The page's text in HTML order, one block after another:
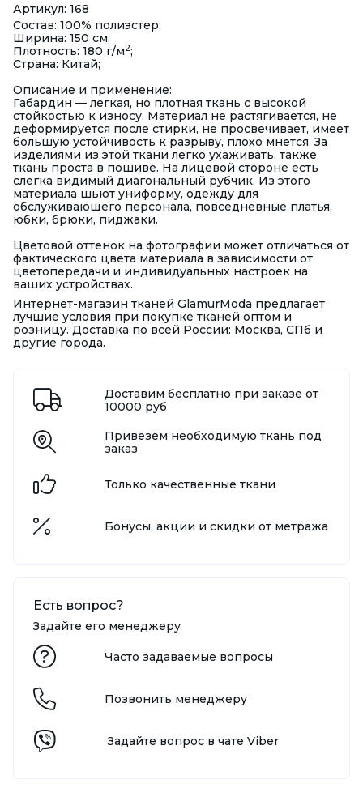
Артикул: 168
Состав: 100% полиэстер;
Ширина: 150 см;
Плотность: 180 г/м2;
Страна: Китай;
Описание и применение:
Габардин — легкая, но плотная ткань с высокой
стойкостью к износу. Материал не растягивается, не
деформируется после стирки, не просвечивает, имеет
большую устойчивость к разрыву, плохо мнется. За
изделиями из этой ткани легко ухаживать, также
ткань проста в пошиве. На лицевой стороне есть
слегка видимый диагональный рубчик. Из этого
материала шьют униформу, одежду для
обслуживающего персонала, повседневные платья,
юбки, брюки, пиджаки.
Цветовой оттенок на фотографии может отличаться от
фактического цвета материала в зависимости от
цветопередачи и индивидуальных настроек на
ваших устройствах.
Интернет-магазин тканей GlamurModa предлагает
лучшие условия при покупке тканей оптом и
розницу. Доставка по всей России: Москва, СПб и
другие города.
Доставим бесплатно при заказе от
10000 руб
Привезём необходимую ткань под
заказ
Только качественные ткани
Бонусы, акции и скидки от метража
Есть вопрос?
Задайте его менеджеру
Часто задаваемые вопросы
Позвонить менеджеру
Задайте вопрос в чате Viber